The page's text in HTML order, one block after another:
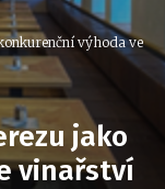
výhoda ve
jako
vinařství